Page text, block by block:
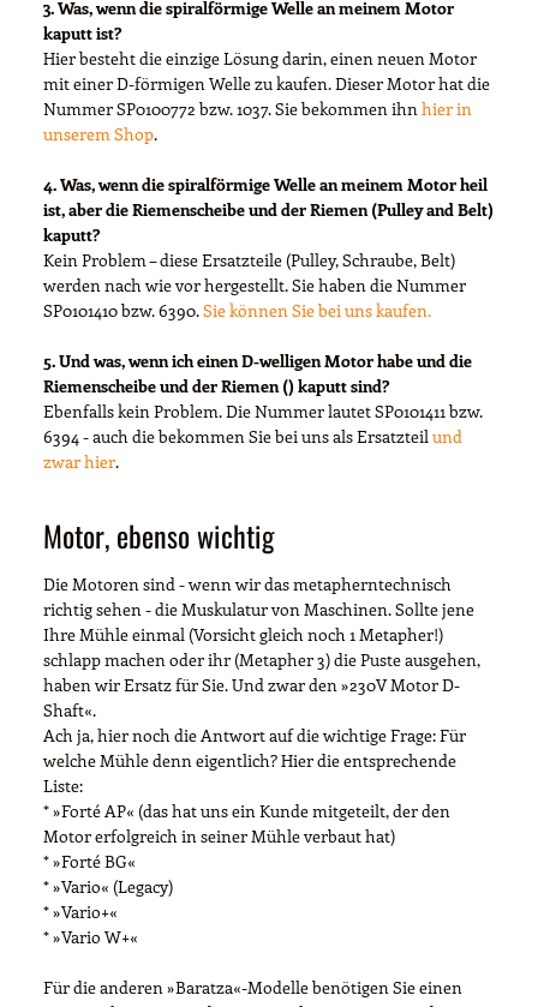
3. Was, wenn die spiralförmige Welle an meinem Motor
kaputt ist?
Hier besteht die einzige Lösung darin, einen neuen Motor
mit einer D-förmigen Welle zu kaufen. Dieser Motor hat die
Nummer SP0100772 bzw. 1037. Sie bekommen ihnhier in
unserem Shop.
4. Was, wenn die spiralförmige Welle an meinem Motor heil
ist, aber die Riemenscheibe und der Riemen (Pulley and Belt)
kaputt?
Kein Problem – diese Ersatzteile (Pulley, Schraube, Belt)
werden nach wie vor hergestellt. Sie haben die Nummer
SP0101410 bzw. 6390.Sie können Sie bei uns kaufen.
5. Und was, wenn ich einen D-welligen Motor habe und die
Riemenscheibe und der Riemen () kaputt sind?
Ebenfalls kein Problem. Die Nummer lautet SP0101411 bzw.
6394 - auch die bekommen Sie bei uns als Ersatzteilund
zwar hier.
Motor, ebenso wichtig
Die Motoren sind - wenn wir das metapherntechnisch
richtig sehen - die Muskulatur von Maschinen. Sollte jene
Ihre Mühle einmal (Vorsicht gleich noch 1 Metapher!)
schlapp machen oder ihr (Metapher 3) die Puste ausgehen,
haben wir Ersatz für Sie. Und zwar den »230V Motor D-
Shaft«.
Ach ja, hier noch die Antwort auf die wichtige Frage: Für
welche Mühle denn eigentlich? Hier die entsprechende
Liste:
* »Forté AP« (das hat uns ein Kunde mitgeteilt, der den
Motor erfolgreich in seiner Mühle verbaut hat)
* »Forté BG«
* »Vario« (Legacy)
* »Vario+«
* »Vario W+«
Für die anderen »Baratza«-Modelle benötigen Sie einen